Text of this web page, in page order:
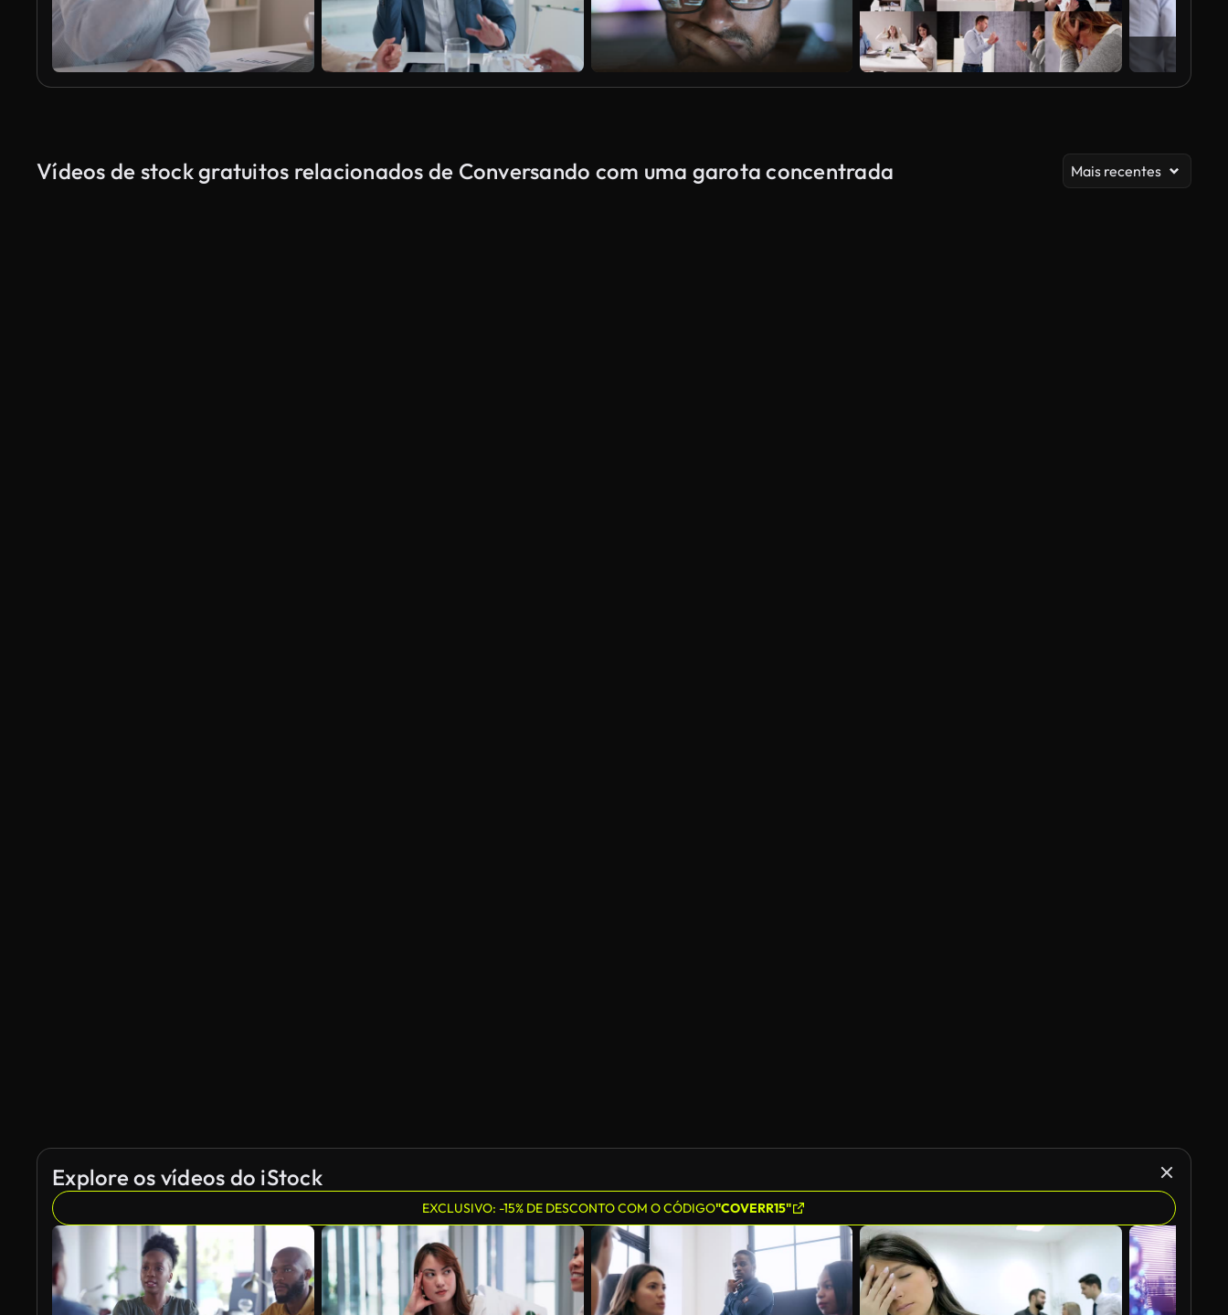
Vídeos de stock gratuitos relacionados de Conversando com uma garota concentrada Mais recentes
Explore os vídeos do iStock
EXCLUSIVO: -15% DE DESCONTO COM O CÓDIGO"COVERR15"